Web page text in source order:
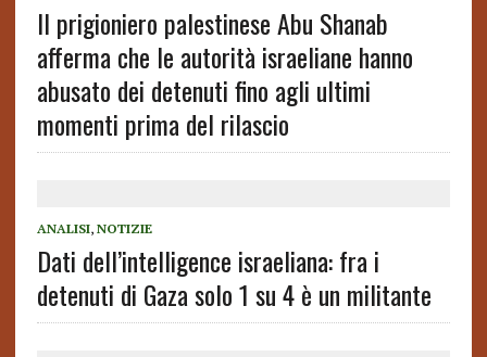
Il prigioniero palestinese Abu Shanab
afferma che le autorità israeliane hanno
abusato dei detenuti fino agli ultimi
momenti prima del rilascio
ANALISI, NOTIZIE
Dati dell’intelligence israeliana: fra i
detenuti di Gaza solo 1 su 4 è un militante